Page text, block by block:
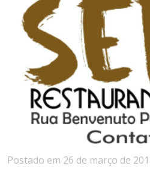
Postado em 26 de março de